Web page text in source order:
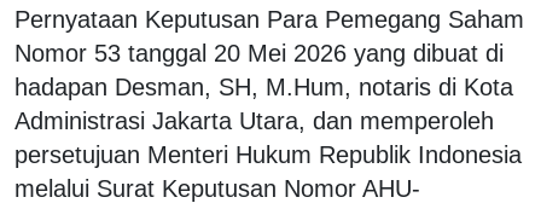
Pernyataan Keputusan Para Pemegang Saham
Nomor 53 tanggal 20 Mei 2026 yang dibuat di
hadapan Desman, SH, M.Hum, notaris di Kota
Administrasi Jakarta Utara, dan memperoleh
persetujuan Menteri Hukum Republik Indonesia
melalui Surat Keputusan Nomor AHU-